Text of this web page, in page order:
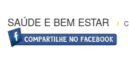
SAÚDE E BEM ESTAR /